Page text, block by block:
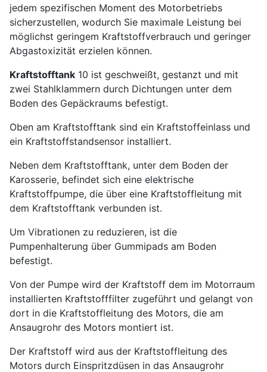
jedem spezifischen Moment des Motorbetriebs
sicherzustellen, wodurch Sie maximale Leistung bei
möglichst geringem Kraftstoffverbrauch und geringer
Abgastoxizität erzielen können.
Kraftstofftank 10 ist geschweißt, gestanzt und mit
zwei Stahlklammern durch Dichtungen unter dem
Boden des Gepäckraums befestigt.
Oben am Kraftstofftank sind ein Kraftstoffeinlass und
ein Kraftstoffstandsensor installiert.
Neben dem Kraftstofftank, unter dem Boden der
Karosserie, befindet sich eine elektrische
Kraftstoffpumpe, die über eine Kraftstoffleitung mit
dem Kraftstofftank verbunden ist.
Um Vibrationen zu reduzieren, ist die
Pumpenhalterung über Gummipads am Boden
befestigt.
Von der Pumpe wird der Kraftstoff dem im Motorraum
installierten Kraftstofffilter zugeführt und gelangt von
dort in die Kraftstoffleitung des Motors, die am
Ansaugrohr des Motors montiert ist.
Der Kraftstoff wird aus der Kraftstoffleitung des
Motors durch Einspritzdüsen in das Ansaugrohr